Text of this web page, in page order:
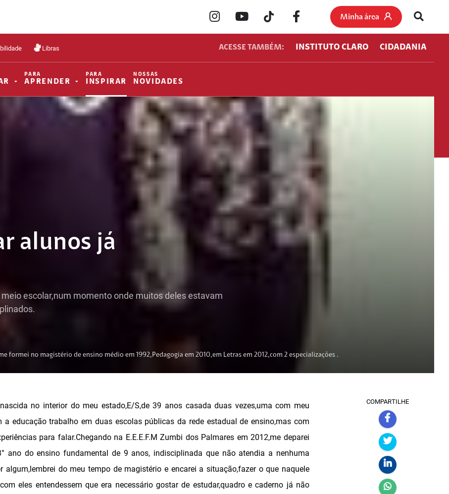
Minha área
Libras ACESSE TAMBÉM: INSTITUTO CLARO CIDADANIA
PARA
APRENDER
PARA
INSPIRAR
NOSSAS
NOVIDADES
alunos já
escolar,num momento onde muitos deles estavam
formei no magistério de ensino médio em 1992,Pedagogia em 2010,em Letras em 2012,com 2 especializações .
no interior do meu estado,E/S,de 39 anos casada duas vezes,uma com meu
a educação trabalho em duas escolas públicas da rede estadual de ensino,mas com
para falar.Chegando na E.E.E.F.M Zumbi dos Palmares em 2012,me deparei
ano do ensino fundamental de 9 anos, indisciplinada que não atendia a nenhuma
algum,lembrei do meu tempo de magistério e encarei a situação,fazer o que naquele
eles entendessem que era necessário gostar de estudar,quadro e caderno já não
COMPARTILHE